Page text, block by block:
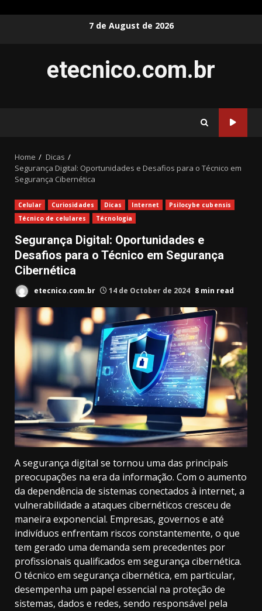
7 de August de 2026
etecnico.com.br
Home
Dicas
Segurança Digital: Oportunidades e Desafios para o Técnico em
Segurança Cibernética
Celular Curiosidades Dicas Internet
Psilocybe cubensis
Técnico de celulares
Técnologia
Segurança Digital: Oportunidades e
Desafios para o Técnico em Segurança
Cibernética
etecnico.com.br 14 de October de 2024 8 min read
A segurança digital se tornou uma das principais
preocupações na era da informação. Com o aumento
da dependência de sistemas conectados à internet, a
vulnerabilidade a ataques cibernéticos cresceu de
maneira exponencial. Empresas, governos e até
indivíduos enfrentam riscos constantemente, o que
tem gerado uma demanda sem precedentes por
profissionais qualificados em segurança cibernética.
O técnico em segurança cibernética, em particular,
desempenha um papel essencial na proteção de
sistemas, dados e redes, sendo responsável pela